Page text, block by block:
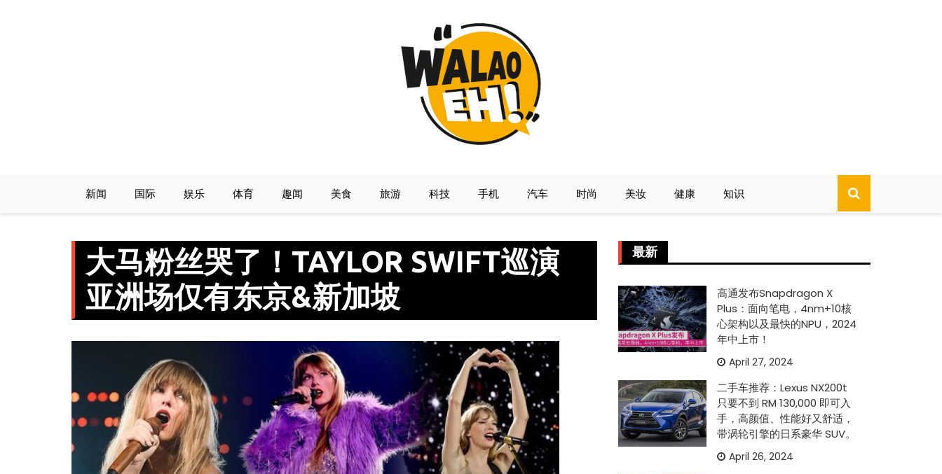
新闻 国际 娱乐 体育 趣闻 美食 旅游 科技 手机 汽车 时尚 美妆 健康 知识
大马粉丝哭了！TAYLOR SWIFT巡演
亚洲场仅有东京&新加坡
最新
高通发布Snapdragon X
Plus：面向笔电，4nm+10核
心架构以及最快的NPU，2024
年中上市！
April 27, 2024
二手车推荐：Lexus NX200t
只要不到 RM 130,000 即可入
手，高颜值、性能好又舒适，
带涡轮引擎的日系豪华 SUV。
April 26, 2024